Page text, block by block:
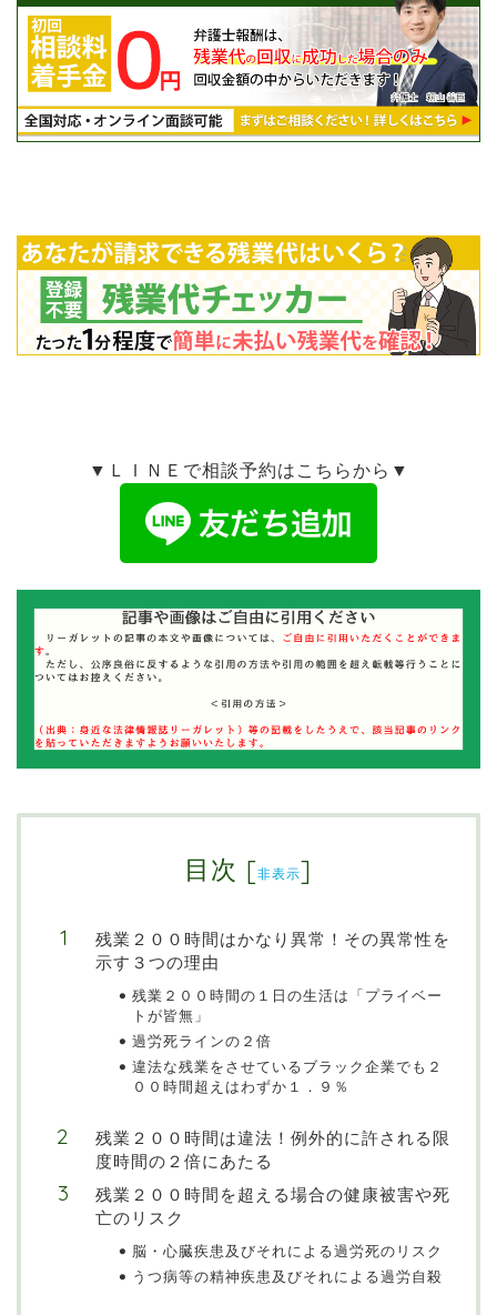
▼ＬＩＮＥで相談予約はこちらから▼
目次 [非表示]
残業２００時間はかなり異常！その異常性を
示す３つの理由
残業２００時間の１日の生活は「プライベー
トが皆無」
過労死ラインの２倍
違法な残業をさせているブラック企業でも２
００時間超えはわずか１．９％
残業２００時間は違法！例外的に許される限
度時間の２倍にあたる
残業２００時間を超える場合の健康被害や死
亡のリスク
脳・心臓疾患及びそれによる過労死のリスク
うつ病等の精神疾患及びそれによる過労自殺